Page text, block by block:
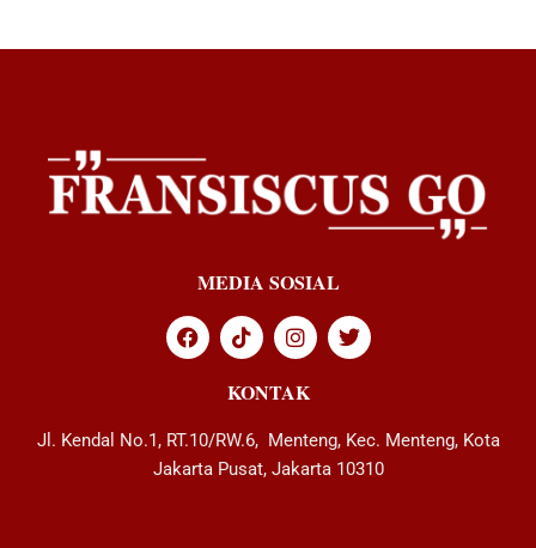
MEDIA SOSIAL
KONTAK
Jl. Kendal No.1, RT.10/RW.6, Menteng, Kec. Menteng, Kota
Jakarta Pusat, Jakarta 10310